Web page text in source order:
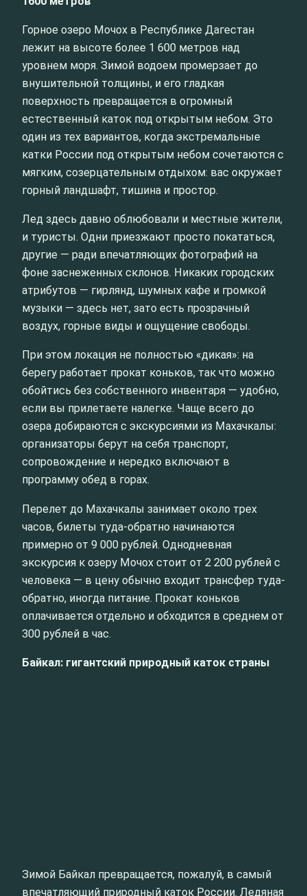
Горное озеро Мочох в Республике Дагестан
лежит на высоте более 1 600 метров над
уровнем моря. Зимой водоем промерзает до
внушительной толщины, и его гладкая
поверхность превращается в огромный
естественный каток под открытым небом. Это
один из тех вариантов, когда экстремальные
катки России под открытым небом сочетаются с
мягким, созерцательным отдыхом: вас окружает
горный ландшафт, тишина и простор.
Лед здесь давно облюбовали и местные жители,
и туристы. Одни приезжают просто покататься,
другие — ради впечатляющих фотографий на
фоне заснеженных склонов. Никаких городских
атрибутов — гирлянд, шумных кафе и громкой
музыки — здесь нет, зато есть прозрачный
воздух, горные виды и ощущение свободы.
При этом локация не полностью «дикая»: на
берегу работает прокат коньков, так что можно
обойтись без собственного инвентаря — удобно,
если вы прилетаете налегке. Чаще всего до
озера добираются с экскурсиями из Махачкалы:
организаторы берут на себя транспорт,
сопровождение и нередко включают в
программу обед в горах.
Перелет до Махачкалы занимает около трех
часов, билеты туда-обратно начинаются
примерно от 9 000 рублей. Однодневная
экскурсия к озеру Мочох стоит от 2 200 рублей с
человека — в цену обычно входит трансфер туда-
обратно, иногда питание. Прокат коньков
оплачивается отдельно и обходится в среднем от
300 рублей в час.
Байкал: гигантский природный каток страны
Зимой Байкал превращается, пожалуй, в самый
впечатляющий природный каток России. Ледяная